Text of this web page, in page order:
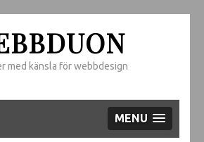
med känsla för webbdesign
MENU